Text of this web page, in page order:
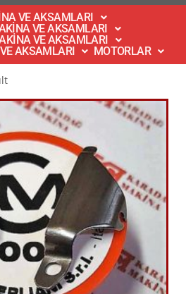
VE AKSAMLARI
VE AKSAMLARI
VE AKSAMLARI
AKSAMLARI
MOTORLAR